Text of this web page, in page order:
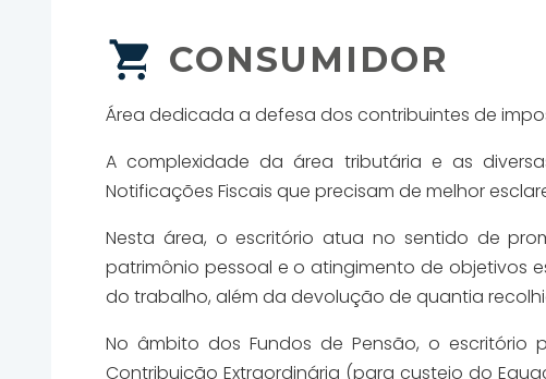
CONSUMIDOR
Área dedicada a defesa dos contribuintes de
A complexidade da área tributária e as
Notificações Fiscais que precisam de melhor
Nesta área, o escritório atua no sentido de
patrimônio pessoal e o atingimento de objetivos
do trabalho, além da devolução de quantia
No âmbito dos Fundos de Pensão, o
Contribuição Extraordinária (para custeio do